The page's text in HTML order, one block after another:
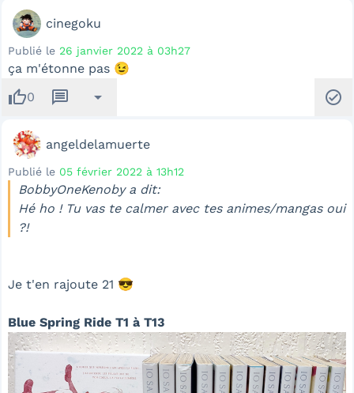
cinegoku
Publié le 26 janvier 2022 à 03h27
ça m'étonne pas 😉
thumb_up0 message arrow_drop_down check_circle
angeldelamuerte
Publié le 05 février 2022 à 13h12
BobbyOneKenoby a dit:
Hé ho ! Tu vas te calmer avec tes animes/mangas oui
?!
Je t'en rajoute 21 😎
Blue Spring Ride T1 à T13